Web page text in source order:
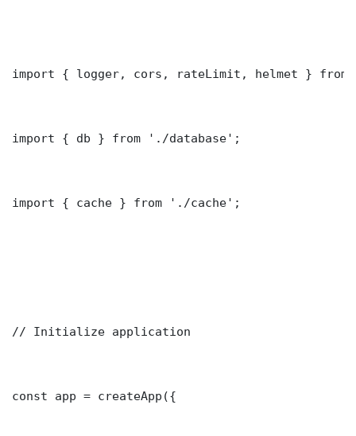
import { logger, cors, rateLimit, helmet } from
import { db } from './database';
import { cache } from './cache';
// Initialize application
const app = createApp({